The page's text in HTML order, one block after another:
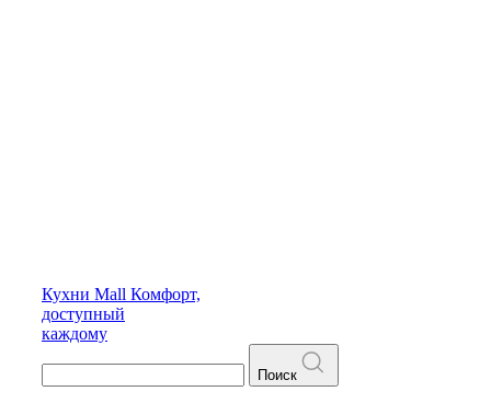
Кухни Mall Комфорт,
доступный
каждому
Поиск